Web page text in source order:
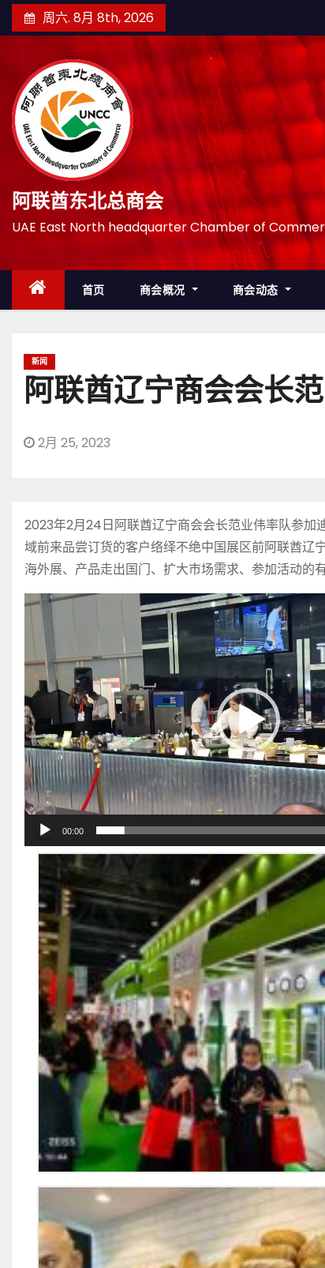
至
周六. 8月 8th, 2026
阿联酋东北总商会
UAE East North headquarter Chamber of
首页 商会概况 商会动态
新闻
阿联酋辽宁商会会长
2月 25, 2023
2023年2月24日阿联酋辽宁商会会长范业伟率队参加
域前来品尝订货的客户络绎不绝中国展区前阿联酋辽
海外展、产品走出国门、扩大市场需求、参加活动的
视
放
器
00:00